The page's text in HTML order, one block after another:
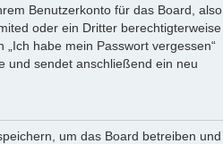
Benutzerkonto für das Board, also
oder ein Dritter berechtigterweise
habe mein Passwort vergessen“
und sendet anschließend ein neu
um das Board betreiben und